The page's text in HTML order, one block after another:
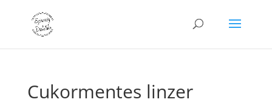
Cukormentes linzer